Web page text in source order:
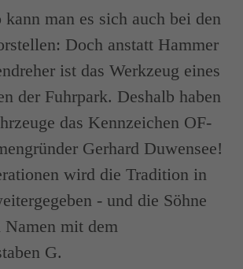
man es sich auch bei den
Doch anstatt Hammer
ist das Werkzeug eines
der Fuhrpark. Deshalb haben
das Kennzeichen OF-
Gerhard Duwensee!
wird die Tradition in
- und die Söhne
Namen mit dem
G.